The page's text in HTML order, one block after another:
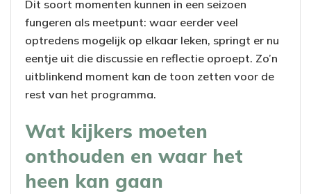
Dit soort momenten kunnen in een seizoen
fungeren als meetpunt: waar eerder veel
optredens mogelijk op elkaar leken, springt er nu
eentje uit die discussie en reflectie oproept. Zo’n
uitblinkend moment kan de toon zetten voor de
rest van het programma.
Wat kijkers moeten
onthouden en waar het
heen kan gaan